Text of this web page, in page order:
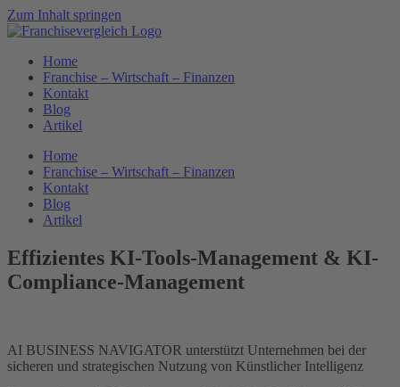
Zum Inhalt springen
Home
Franchise – Wirtschaft – Finanzen
Kontakt
Blog
Artikel
Home
Franchise – Wirtschaft – Finanzen
Kontakt
Blog
Artikel
Effizientes KI-Tools-Management & KI-
Compliance-Management
AI BUSINESS NAVIGATOR unterstützt Unternehmen bei der
sicheren und strategischen Nutzung von Künstlicher Intelligenz